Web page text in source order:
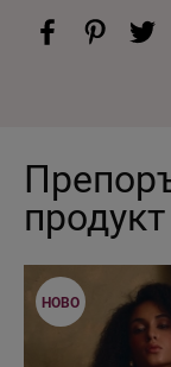
продукт
НОВО